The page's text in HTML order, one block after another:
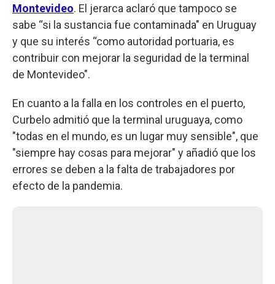
Montevideo. El jerarca aclaró que tampoco se
sabe “si la sustancia fue contaminada" en Uruguay
y que su interés “como autoridad portuaria, es
contribuir con mejorar la seguridad de la terminal
de Montevideo".
En cuanto a la falla en los controles en el puerto,
Curbelo admitió que la terminal uruguaya, como
"todas en el mundo, es un lugar muy sensible", que
"siempre hay cosas para mejorar" y añadió que los
errores se deben a la falta de trabajadores por
efecto de la pandemia.